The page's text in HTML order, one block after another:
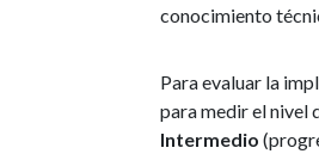
conocimiento
Para evaluar la
para medir el nivel
Intermedio